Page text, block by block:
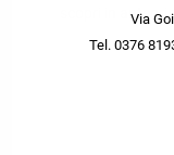
Via
Tel. 0376
scopri in